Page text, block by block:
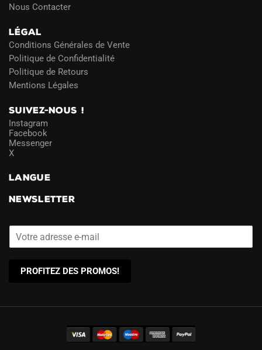
Nous Contacter
LÉGAL
Conditions Générales de Vente
Politique de Confidentialité
Politique de Retours
Mentions Légales
SUIVEZ-NOUS !
Instagram
Facebook
Messenger
X
LANGUE
NEWSLETTER
PROFITEZ DES PROMOS!